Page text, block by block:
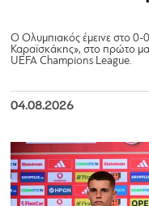
Ο Ολυμπιακός έμεινε στο 0-
Καραϊσκάκης», στο πρώτο
UEFA Champions League.
04.08.2026